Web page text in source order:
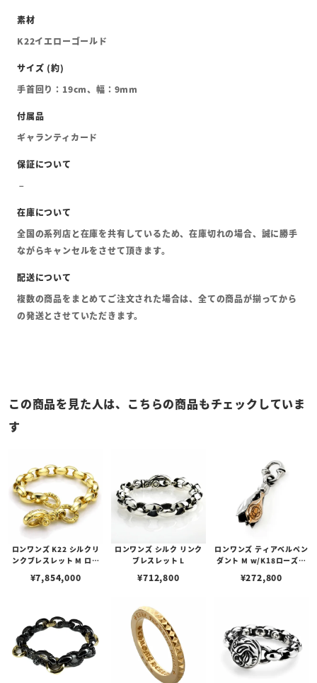
K22イエローゴールド
手首回り：19cm、幅：9mm
ギャランティカード
全国の系列店と在庫を共有しているため、在庫切れの場合、誠に勝手
ながらキャンセルをさせて頂きます。
複数の商品をまとめてご注文された場合は、全ての商品が揃ってから
の発送とさせていただきます。
この商品を見た人は、こちらの商品もチェックしていま
す
ロンワンズ K22 シルクリ
ンクブレスレット M ロン
¥7,854,000
ロンワンズ シルク リンク
ブレスレット L
¥712,800
ロンワンズ ティアベルペン
ダント M w/K18ローズゴ
¥272,800